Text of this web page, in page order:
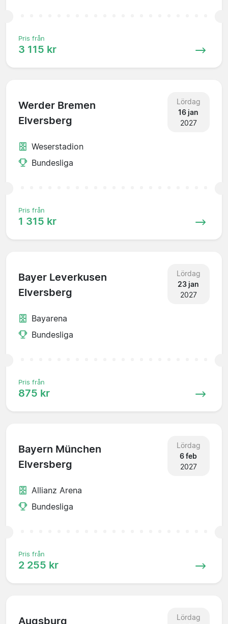
Pris från
3 115 kr
Werder Bremen
Elversberg
Lördag
16 jan
2027
Weserstadion
Bundesliga
Pris från
1 315 kr
Bayer Leverkusen
Elversberg
Lördag
23 jan
2027
Bayarena
Bundesliga
Pris från
875 kr
Bayern München
Elversberg
Lördag
6 feb
2027
Allianz Arena
Bundesliga
Pris från
2 255 kr
Augsburg
Lördag